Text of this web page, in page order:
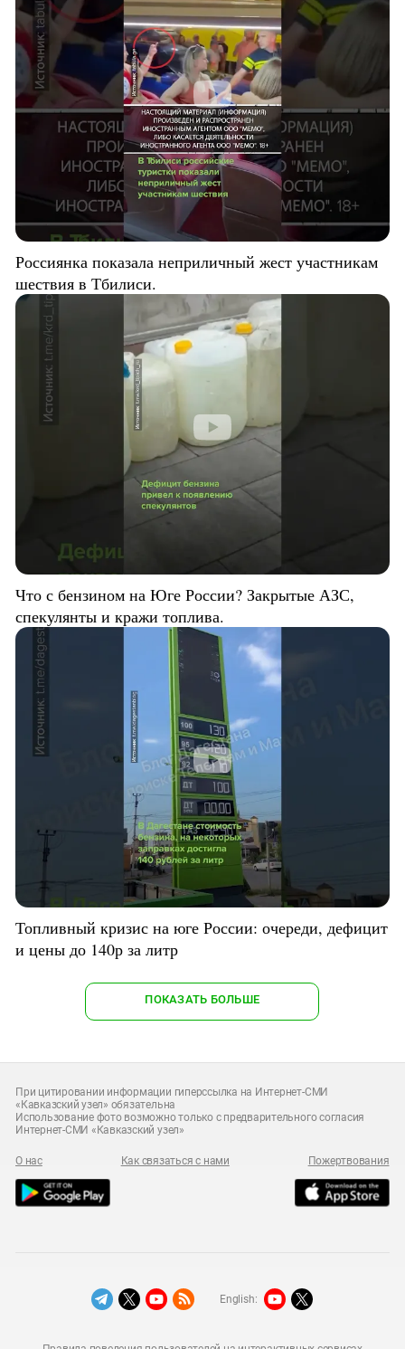
Россиянка показала неприличный жест участникам
шествия в Тбилиси.
Что с бензином на Юге России? Закрытые АЗС,
спекулянты и кражи топлива.
Топливный кризис на юге России: очереди, дефицит
и цены до 140р за литр
ПОКАЗАТЬ БОЛЬШЕ
При цитировании информации гиперссылка на Интернет-СМИ
«Кавказский узел» обязательна
Использование фото возможно только с предварительного согласия
Интернет-СМИ «Кавказский узел»
О нас Как связаться с нами Пожертвования
English: